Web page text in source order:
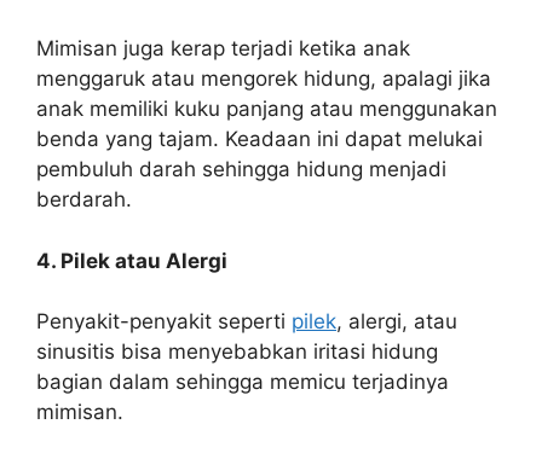
Mimisan juga kerap terjadi ketika anak
menggaruk atau mengorek hidung, apalagi jika
anak memiliki kuku panjang atau menggunakan
benda yang tajam. Keadaan ini dapat melukai
pembuluh darah sehingga hidung menjadi
berdarah.
4. Pilek atau Alergi
Penyakit-penyakit seperti pilek, alergi, atau
sinusitis bisa menyebabkan iritasi hidung
bagian dalam sehingga memicu terjadinya
mimisan.